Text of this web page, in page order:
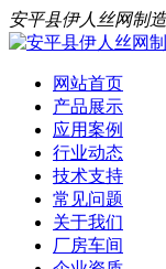
安平县伊人丝网制
网站首页
产品展示
应用案例
行业动态
技术支持
常见问题
关于我们
厂房车间